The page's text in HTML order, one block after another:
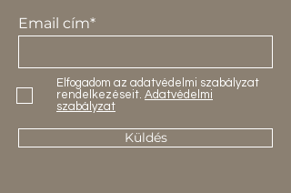
Email cím*
Elfogadom az adatvédelmi szabályzat
rendelkezéseit. Adatvédelmi
szabályzat
Küldés